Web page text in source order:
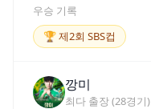
우승 기록
🏆제2회 SBS컵
깡미
최다 출장 (28경기)